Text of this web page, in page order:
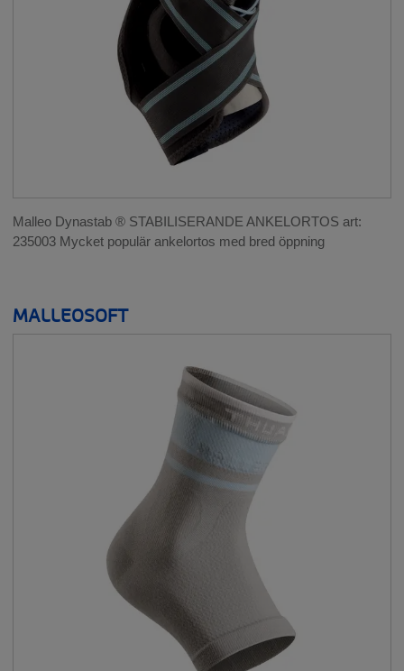
Malleo Dynastab ® STABILISERANDE ANKELORTOS art:
235003 Mycket populär ankelortos med bred öppning
MALLEOSOFT